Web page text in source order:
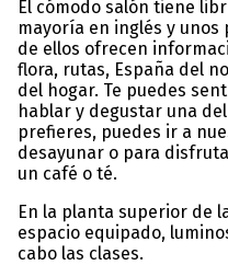
El cómodo salón tiene
mayoría en inglés y
de ellos ofrecen
flora, rutas, España del
del hogar. Te puedes
hablar y degustar una
prefieres, puedes ir a
desayunar o para
un café o té.
En la planta superior de
espacio equipado,
cabo las clases.